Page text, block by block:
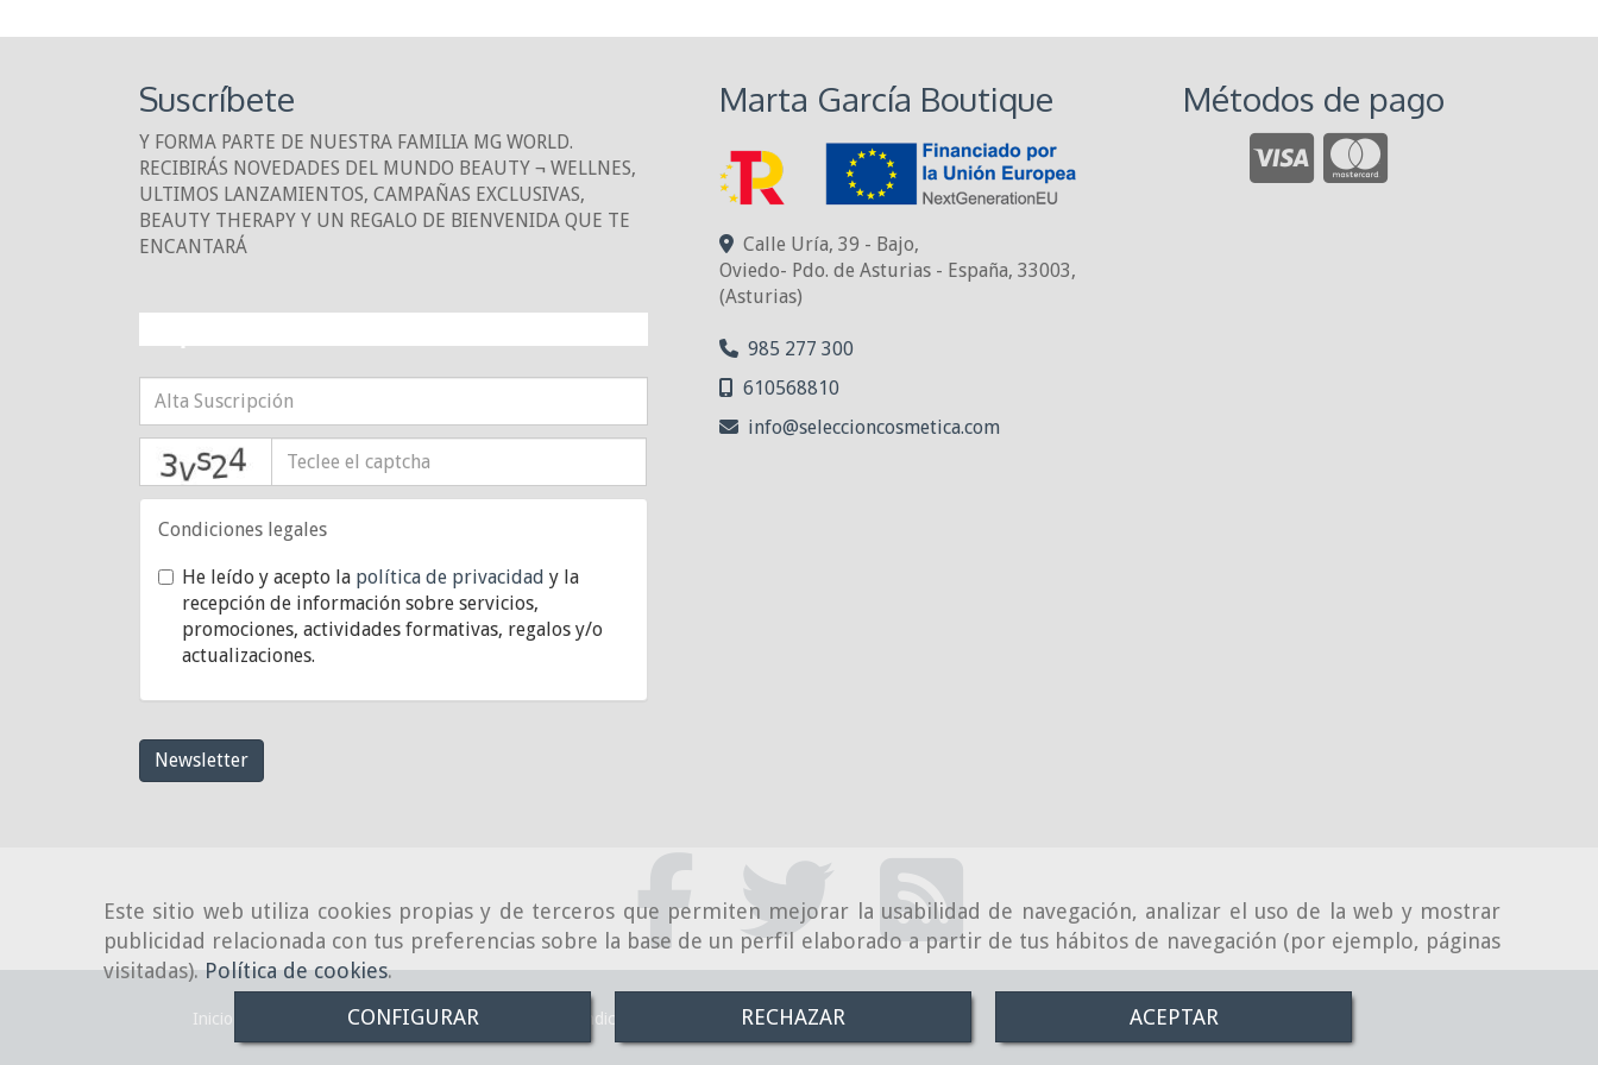
Este sitio web utiliza cookies propias y de terceros que permiten mejorar la usabilidad de navegación, analizar el uso de la web y mostrar
publicidad relacionada con tus preferencias sobre la base de un perfil elaborado a partir de tus hábitos de navegación (por ejemplo, páginas
visitadas).Política de cookies.
CONFIGURAR
RECHAZAR ACEPTAR
Suscríbete
Y FORMA PARTE DE NUESTRA FAMILIA MG WORLD.
RECIBIRÁS NOVEDADES DEL MUNDO BEAUTY ¬ WELLNES,
ULTIMOS LANZAMIENTOS, CAMPAÑAS EXCLUSIVAS,
BEAUTY THERAPY Y UN REGALO DE BIENVENIDA QUE TE
ENCANTARÁ
captcha
Condiciones legales
He leído y acepto la política de privacidad y la
recepción de información sobre servicios,
promociones, actividades formativas, regalos y/o
actualizaciones.
Newsletter
Marta García Boutique
Calle Uría, 39 - Bajo,
Oviedo- Pdo. de Asturias - España, 33003,
(Asturias)
985 277 300
610568810
info
seleccioncosmetica.com
Métodos de pago
Inicio Aviso Legal Política de cookies Condiciones de venta online Política de Privacidad